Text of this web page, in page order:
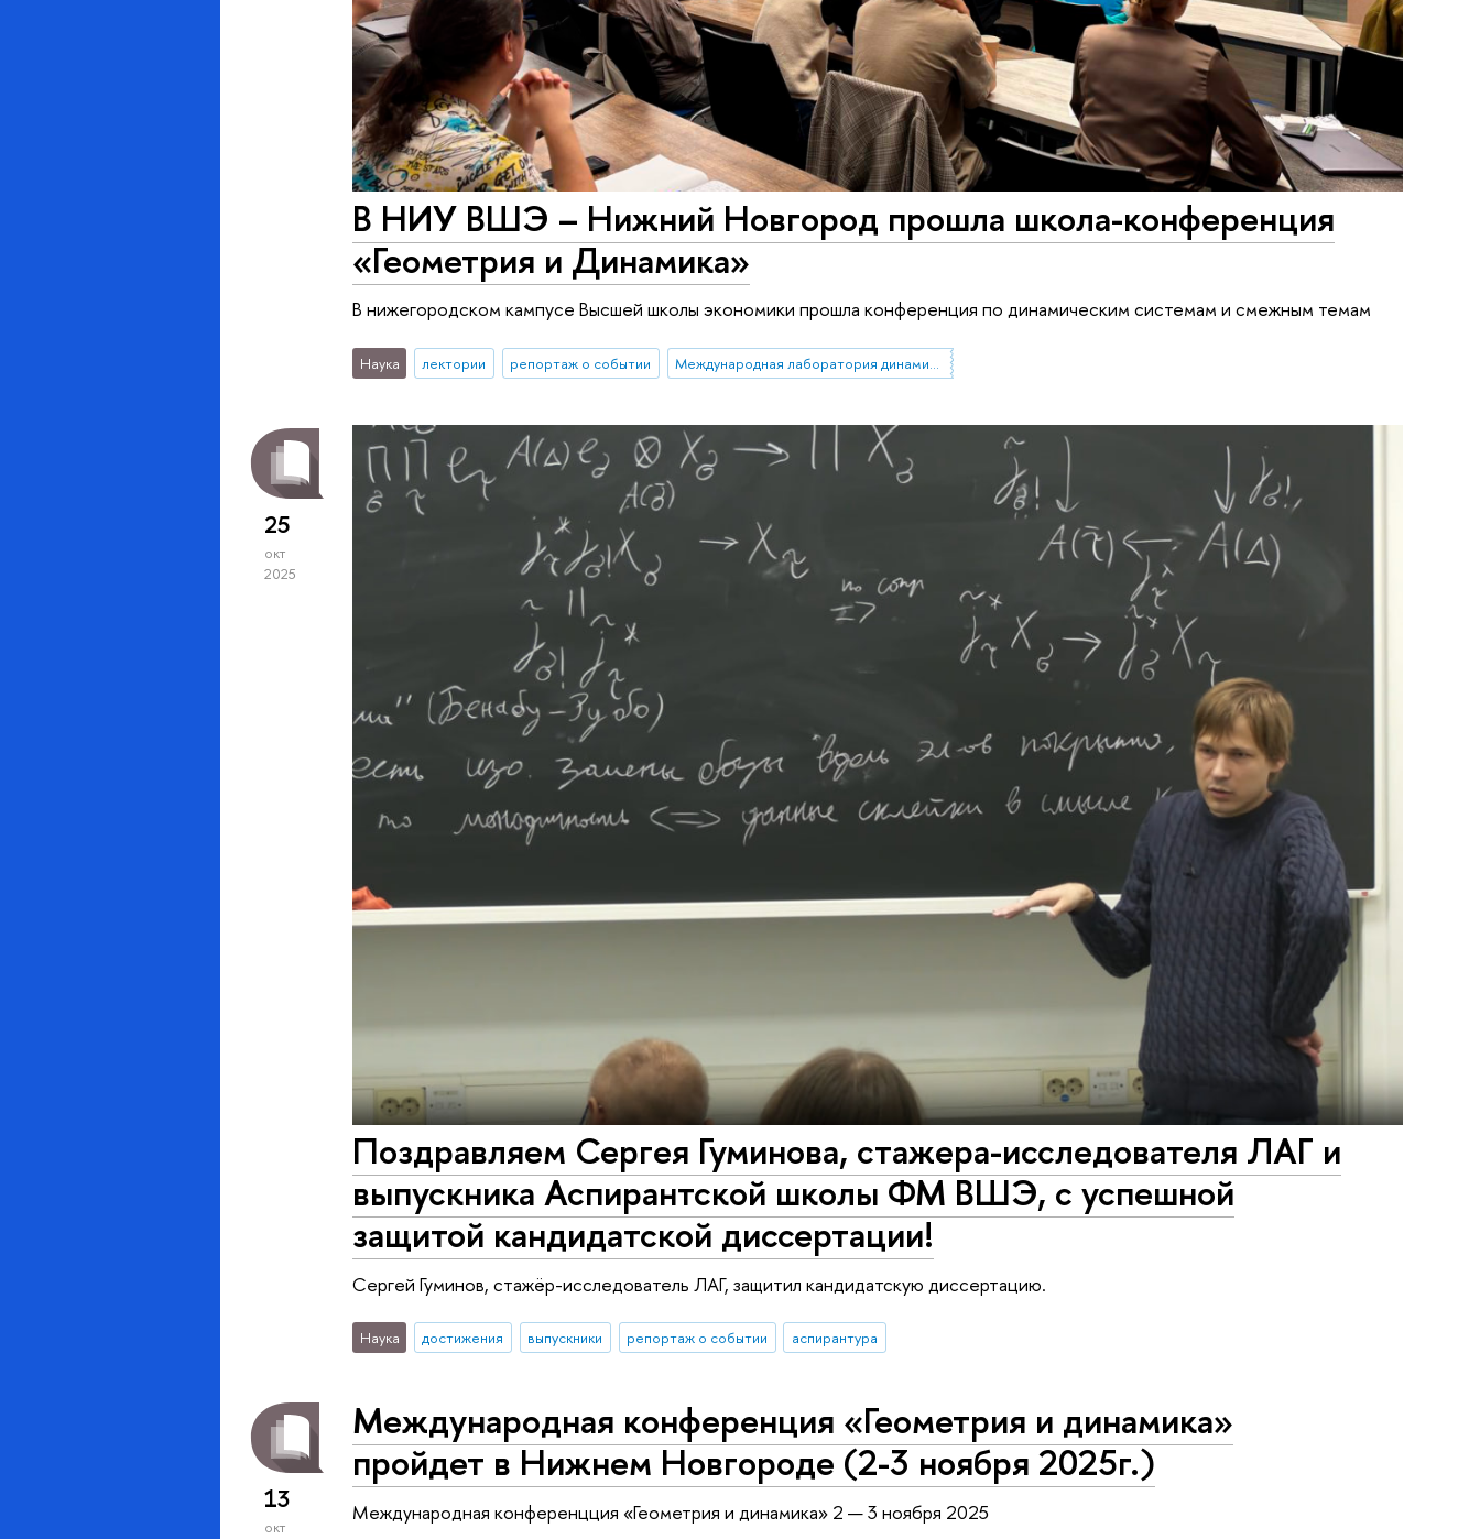
В НИУ ВШЭ – Нижний Новгород прошла школа-конференция
«Геометрия и Динамика»
В нижегородском кампусе Высшей школы экономики прошла конференция по динамическим системам и смежным темам
Наука лектории репортаж о событии Международная лаборатория динамических систем и приложений
25
окт
2025
Поздравляем Сергея Гуминова, стажера-исследователя ЛАГ и
выпускника Аспирантской школы ФМ ВШЭ, с успешной
защитой кандидатской диссертации!
Сергей Гуминов, стажёр-исследователь ЛАГ, защитил кандидатскую диссертацию.
Наука достижения выпускники репортаж о событии аспирантура
13
окт
Международная конференция «Геометрия и динамика»
пройдет в Нижнем Новгороде (2-3 ноября 2025г.)
Международная конференцция «Геометрия и динамика» 2 — 3 ноября 2025